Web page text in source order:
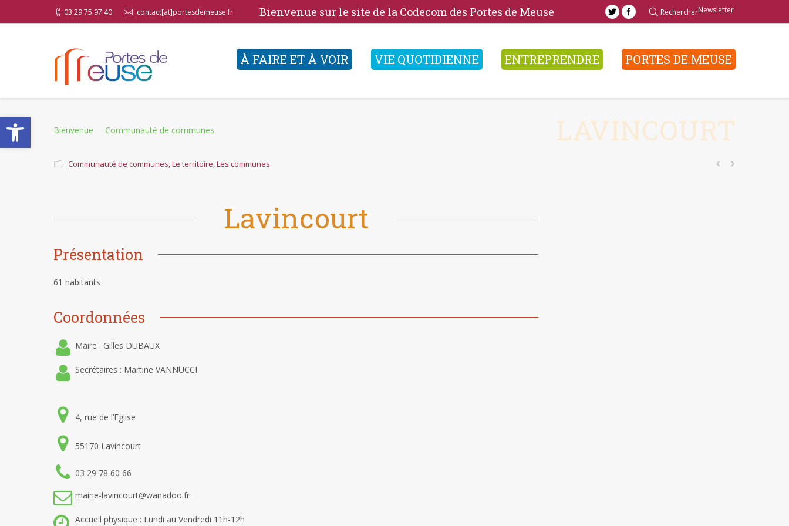
Ouvrir la barre d’outils
03 29 75 97 40 contact[at]portesdemeuse.fr Bienvenue sur le site de la Codecom des Portes de Meuse RechercherNewsletter
À FAIRE ET À VOIR VIE QUOTIDIENNE ENTREPRENDRE PORTES DE MEUSE
You are here:
Bienvenue Communauté de communes LAVINCOURT
Communauté de communes,Le territoire,Les communes
Lavincourt
Présentation
61 habitants
Coordonnées
Maire : Gilles DUBAUX
Secrétaires : Martine VANNUCCI
4, rue de l’Eglise
55170 Lavincourt
03 29 78 60 66
mairie-lavincourt@wanadoo.fr
Accueil physique : Lundi au Vendredi 11h-12h